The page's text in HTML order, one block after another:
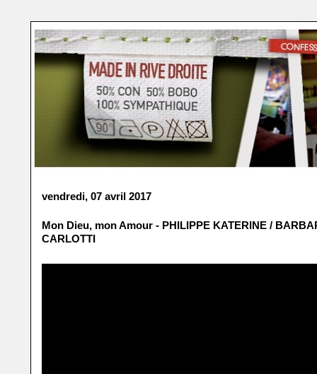
vendredi, 07 avril 2017
Mon Dieu, mon Amour - PHILIPPE KATERINE /
CARLOTTI